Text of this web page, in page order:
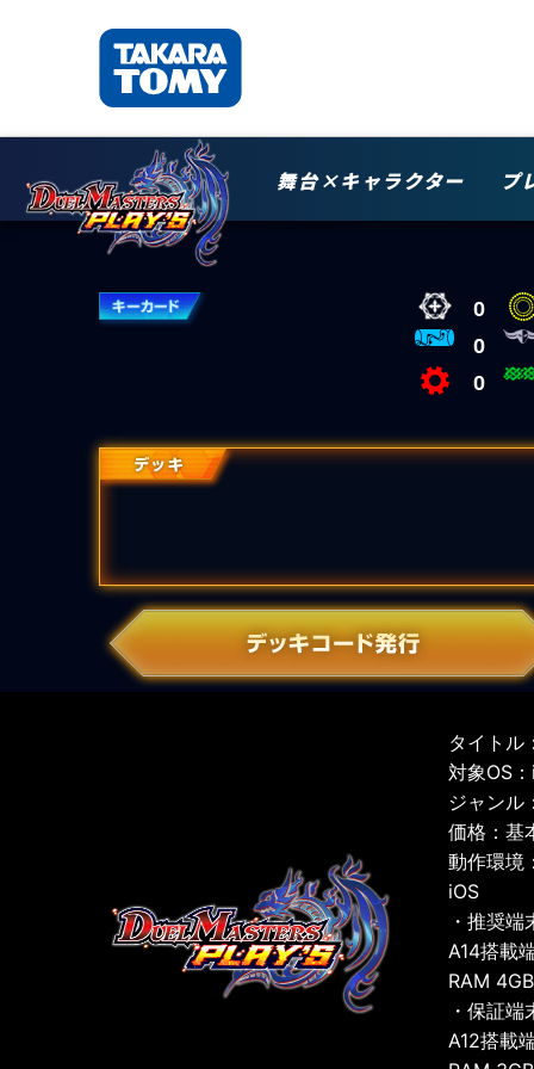
舞台×キャラクター プ
0
0
0
タイトル
対象OS
ジャンル
価格：基
動作環境
iOS
・推奨端
A14搭載
RAM
・保証端
A12搭載